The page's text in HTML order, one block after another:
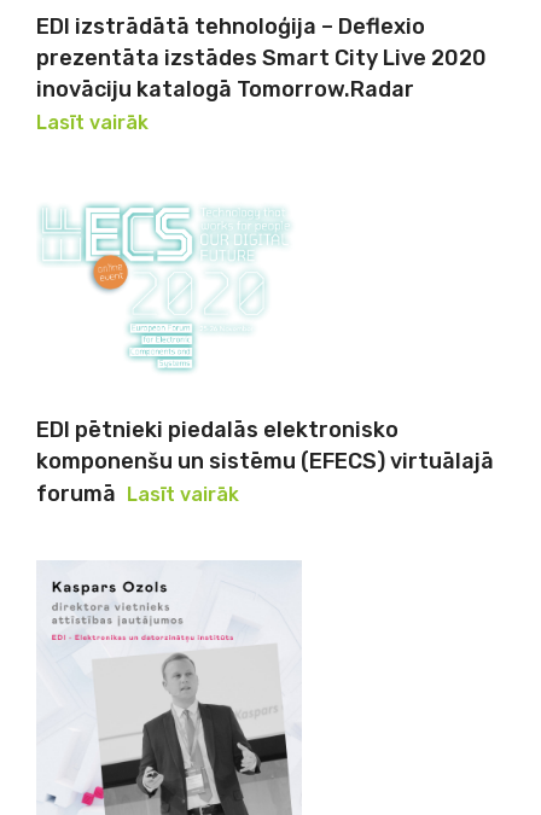
EDI izstrādātā tehnoloģija – Deflexio
prezentāta izstādes Smart City Live 2020
inovāciju katalogā Tomorrow.Radar
Lasīt vairāk
EDI pētnieki piedalās elektronisko
komponenšu un sistēmu (EFECS) virtuālajā
forumā Lasīt vairāk